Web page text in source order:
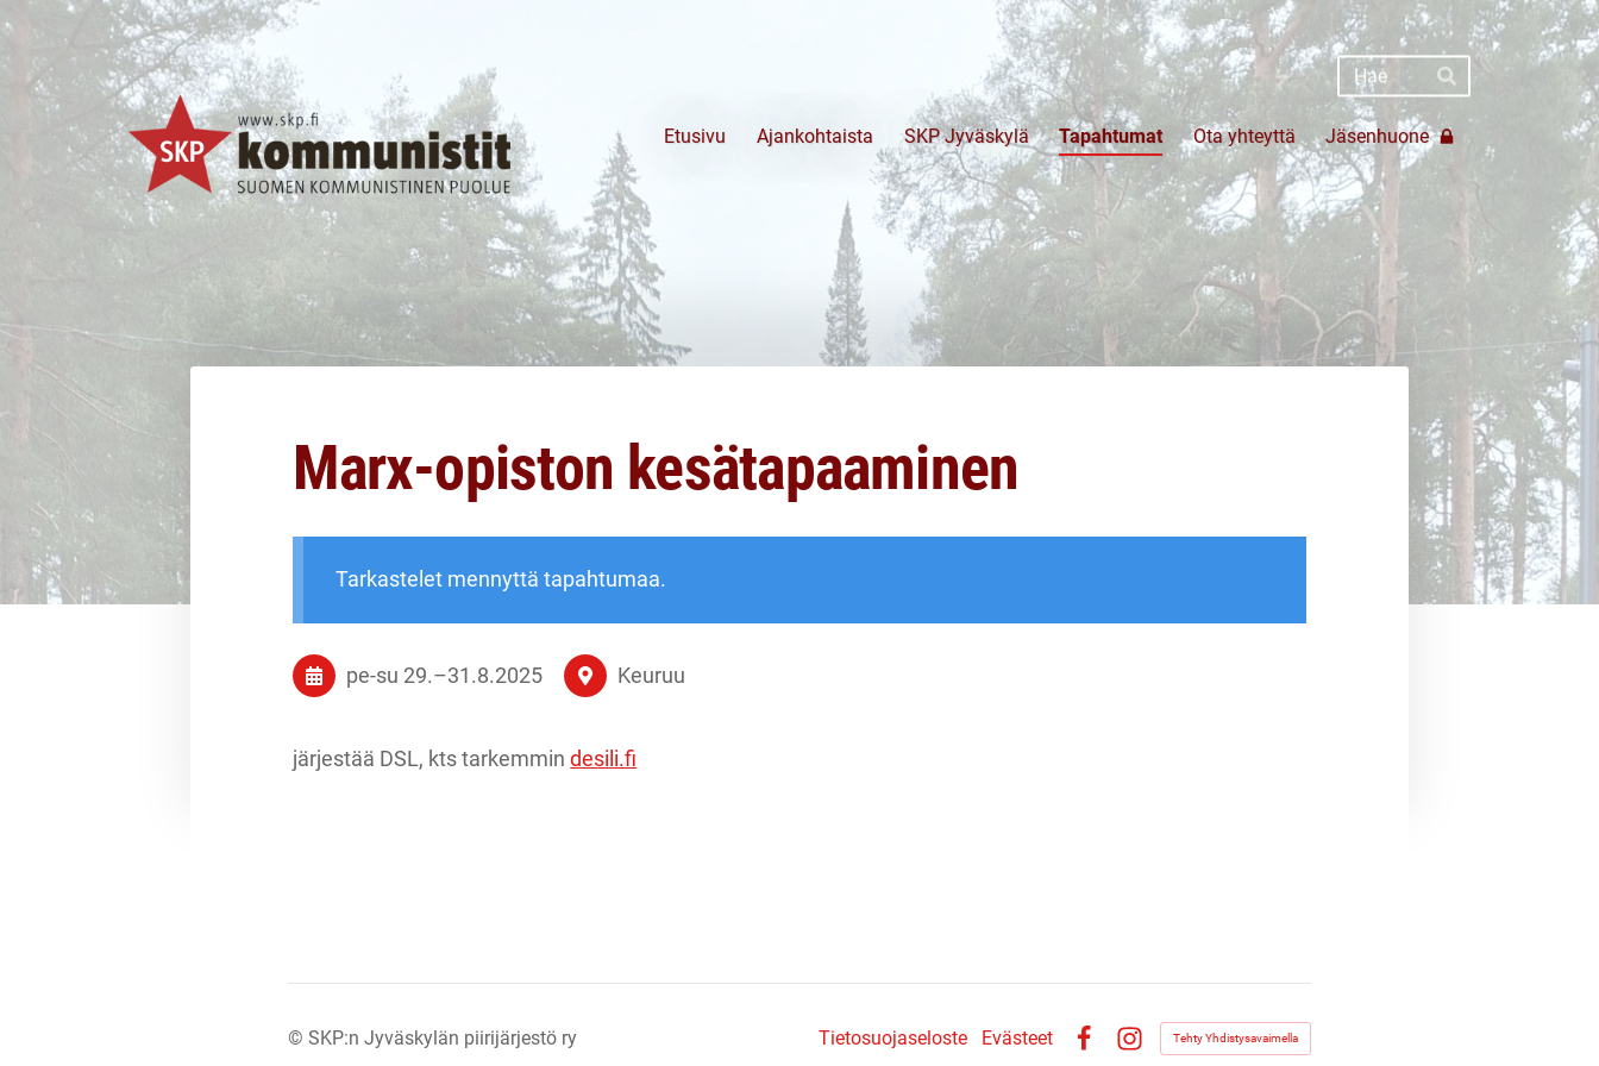
sivun
sisältöön
Haku
Hae
SKP Jyväskylä
Etusivu Ajankohtaista SKP Jyväskylä Tapahtumat Ota yhteyttä Jäsenhuone
Marx-opiston kesätapaaminen
Tarkastelet mennyttä tapahtumaa.
pe-su 29.–31.8.2025 Keuruu
järjestää DSL, kts tarkemmindesili.fi
© SKP:n Jyväskylän piirijärjestö ry Tietosuojaseloste
Evästeet
Instagram
Tehty Yhdistysavaimella